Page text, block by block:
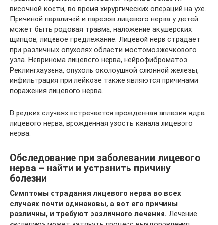
височной кости, во время хирургических операций на ухе.
Причиной параличей и парезов лицевого нерва у детей
может быть родовая травма, наложение акушерских
щипцов, лицевое предлежание. Лицевой нерв страдает
при различных опухолях области мостомозжечкового
узла. Невринома лицевого нерва, нейрофиброматоз
Реклингхаузена, опухоль околоушной слюнной железы,
инфильтрация при лейкозе также являются причинами
поражения лицевого нерва.
В редких случаях встречается врожденная аплазия ядра
лицевого нерва, врожденная узость канала лицевого
нерва.
Обследование при заболевании лицевого
нерва – найти и устранить причину
болезни
Симптомы страдания лицевого нерва во всех
случаях почти одинаковы, а вот его причины
различны, и требуют различного лечения. Лечение